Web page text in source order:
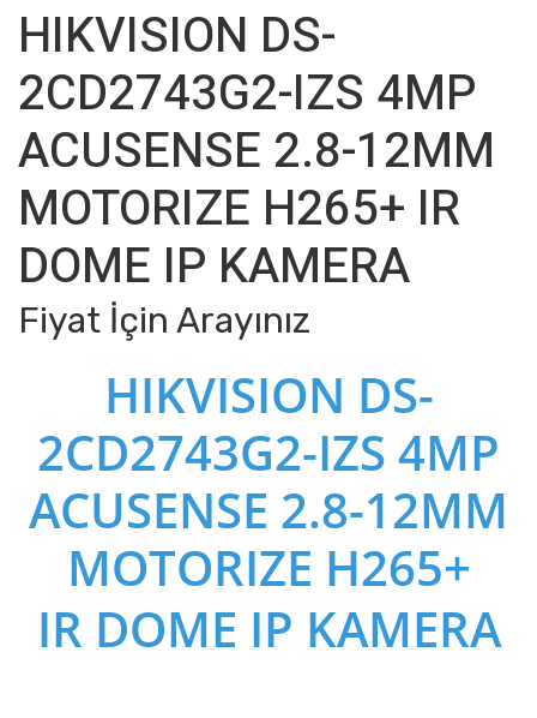
HIKVISION DS-
2CD2743G2-IZS 4MP
ACUSENSE 2.8-12MM
MOTORIZE H265+ IR
DOME IP KAMERA
Fiyat İçin Arayınız
HIKVISION DS-
2CD2743G2-IZS 4MP
ACUSENSE 2.8-12MM
MOTORIZE H265+
IR DOME IP KAMERA